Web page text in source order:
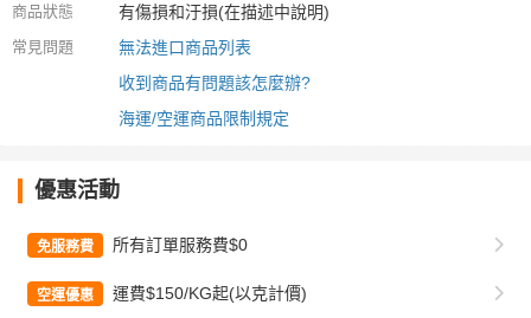
商品狀態 有傷損和汙損(在描述中說明)
常見問題
無法進口商品列表
收到商品有問題該怎麼辦?
海運/空運商品限制規定
優惠活動
免服務費 所有訂單服務費$0
空運優惠 運費$150/KG起(以克計價)